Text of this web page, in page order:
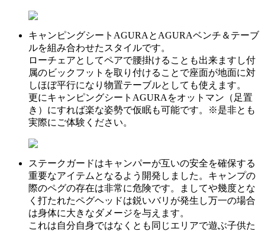
キャンピングシートAGURAとAGURAベンチ＆テーブ
ルを組み合わせたスタイルです。
ローチェアとしてペアで腰掛けることも出来ますし付
属のビックフットを取り付けることで座面が地面に対
しほぼ平行になり物置テーブルとしても使えます。
更にキャンピングシートAGURAをオットマン（足置
き）にすれば楽な姿勢で仮眠も可能です。※是非とも
実際にご体験ください。
ステークガードはキャンパーが互いの安全を確保する
重要なアイテムとなるよう開発しました。キャンプの
際のペグの存在は非常に危険です。ましてや幾度とな
く打たれたペグヘッドは鋭いバリが発生し万一の場合
は身体に大きなダメージを与えます。
これは自分自身ではなくとも同じエリアで遊ぶ子供た